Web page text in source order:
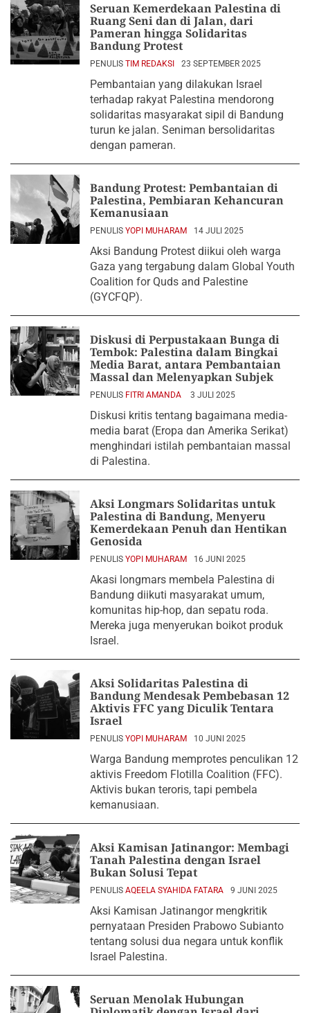
Seruan Kemerdekaan Palestina di
Ruang Seni dan di Jalan, dari
Pameran hingga Solidaritas
Bandung Protest
PENULIS TIM REDAKSI 23 SEPTEMBER 2025
Pembantaian yang dilakukan Israel
terhadap rakyat Palestina mendorong
solidaritas masyarakat sipil di Bandung
turun ke jalan. Seniman bersolidaritas
dengan pameran.
Bandung Protest: Pembantaian di
Palestina, Pembiaran Kehancuran
Kemanusiaan
PENULIS YOPI MUHARAM 14 JULI 2025
Aksi Bandung Protest diikui oleh warga
Gaza yang tergabung dalam Global Youth
Coalition for Quds and Palestine
(GYCFQP).
Diskusi di Perpustakaan Bunga di
Tembok: Palestina dalam Bingkai
Media Barat, antara Pembantaian
Massal dan Melenyapkan Subjek
PENULIS FITRI AMANDA 3 JULI 2025
Diskusi kritis tentang bagaimana media-
media barat (Eropa dan Amerika Serikat)
menghindari istilah pembantaian massal
di Palestina.
Aksi Longmars Solidaritas untuk
Palestina di Bandung, Menyeru
Kemerdekaan Penuh dan Hentikan
Genosida
PENULIS YOPI MUHARAM 16 JUNI 2025
Akasi longmars membela Palestina di
Bandung diikuti masyarakat umum,
komunitas hip-hop, dan sepatu roda.
Mereka juga menyerukan boikot produk
Israel.
Aksi Solidaritas Palestina di
Bandung Mendesak Pembebasan 12
Aktivis FFC yang Diculik Tentara
Israel
PENULIS YOPI MUHARAM 10 JUNI 2025
Warga Bandung memprotes penculikan 12
aktivis Freedom Flotilla Coalition (FFC).
Aktivis bukan teroris, tapi pembela
kemanusiaan.
Aksi Kamisan Jatinangor: Membagi
Tanah Palestina dengan Israel
Bukan Solusi Tepat
PENULIS AQEELA SYAHIDA FATARA 9 JUNI 2025
Aksi Kamisan Jatinangor mengkritik
pernyataan Presiden Prabowo Subianto
tentang solusi dua negara untuk konflik
Israel Palestina.
Seruan Menolak Hubungan